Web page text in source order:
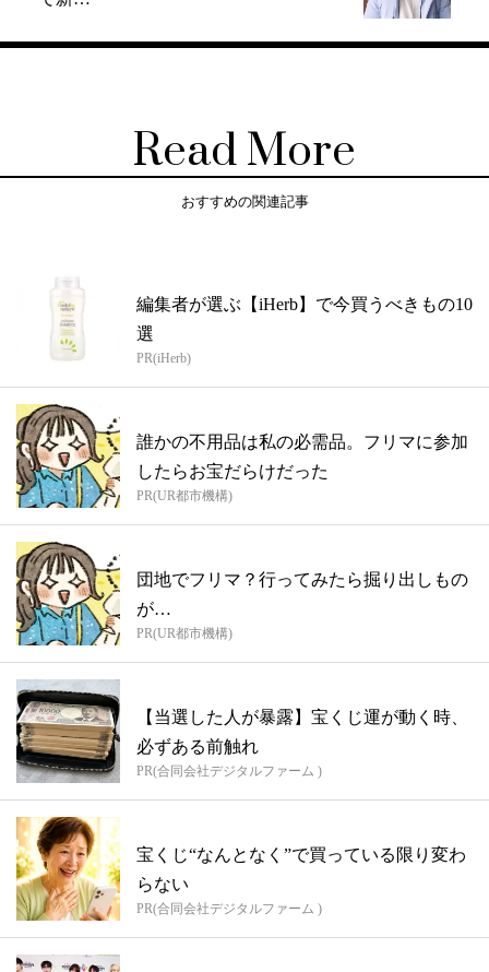
Read More
おすすめの関連記事
編集者が選ぶ【iHerb】で今買うべきもの10
選
PR(iHerb)
誰かの不用品は私の必需品。フリマに参加
したらお宝だらけだった
PR(UR都市機構)
団地でフリマ？行ってみたら掘り出しもの
が…
PR(UR都市機構)
【当選した人が暴露】宝くじ運が動く時、
必ずある前触れ
PR(合同会社デジタルファーム )
宝くじ“なんとなく”で買っている限り変わ
らない
PR(合同会社デジタルファーム )